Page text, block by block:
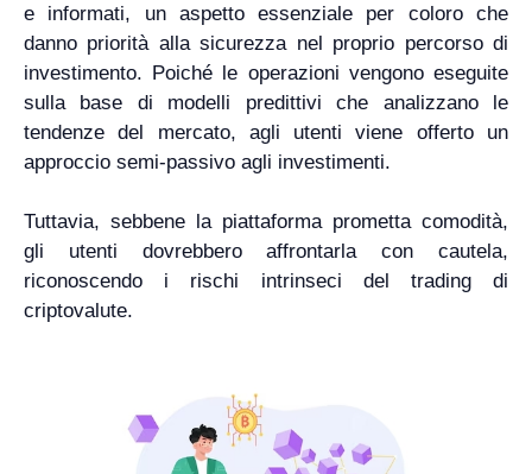
e informati, un aspetto essenziale per coloro che
danno priorità alla sicurezza nel proprio percorso di
investimento. Poiché le operazioni vengono eseguite
sulla base di modelli predittivi che analizzano le
tendenze del mercato, agli utenti viene offerto un
approccio semi-passivo agli investimenti.
Tuttavia, sebbene la piattaforma prometta comodità,
gli utenti dovrebbero affrontarla con cautela,
riconoscendo i rischi intrinseci del trading di
criptovalute.